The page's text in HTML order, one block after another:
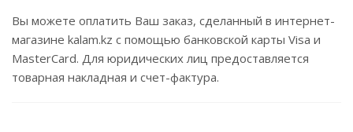
Вы можете оплатить Ваш заказ, сделанный в интернет-
магазине kalam.kz с помощью банковской карты Visa и
MasterCard. Для юридических лиц предоставляется
товарная накладная и счет-фактура.